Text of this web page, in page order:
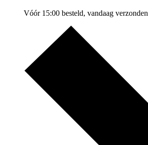
Vóór 15:00 besteld, vandaag verzonden